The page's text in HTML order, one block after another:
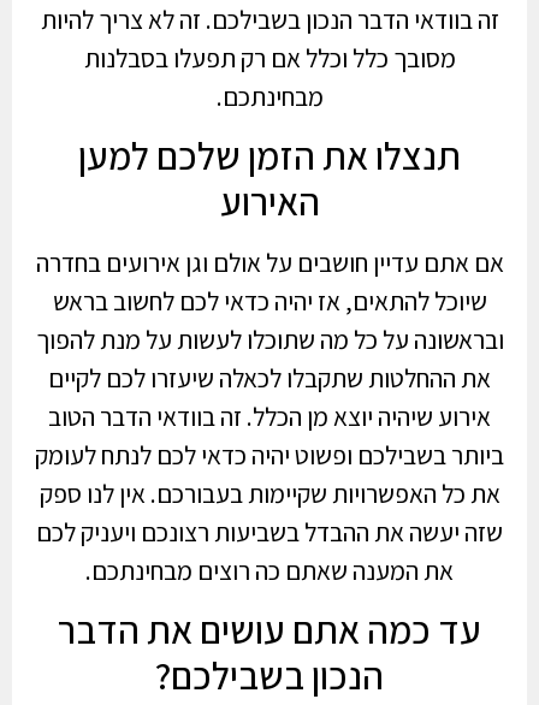
זה בוודאי הדבר הנכון בשבילכם. זה לא צריך להיות
מסובך כלל וכלל אם רק תפעלו בסבלנות
מבחינתכם.
תנצלו את הזמן שלכם למען
האירוע
אם אתם עדיין חושבים על אולם וגן אירועים בחדרה
שיוכל להתאים, אז יהיה כדאי לכם לחשוב בראש
ובראשונה על כל מה שתוכלו לעשות על מנת להפוך
את ההחלטות שתקבלו לכאלה שיעזרו לכם לקיים
אירוע שיהיה יוצא מן הכלל. זה בוודאי הדבר הטוב
ביותר בשבילכם ופשוט יהיה כדאי לכם לנתח לעומק
את כל האפשרויות שקיימות בעבורכם. אין לנו ספק
שזה יעשה את ההבדל בשביעות רצונכם ויעניק לכם
את המענה שאתם כה רוצים מבחינתכם.
עד כמה אתם עושים את הדבר
הנכון בשבילכם?